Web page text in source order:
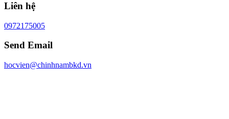
Liên hệ
0972175005
Send Email
hocvien@chinhnambkd.vn